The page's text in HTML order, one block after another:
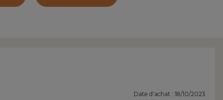
Date d'achat : 18/10/2023